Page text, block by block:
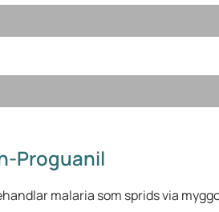
Proguanil
malaria som sprids via